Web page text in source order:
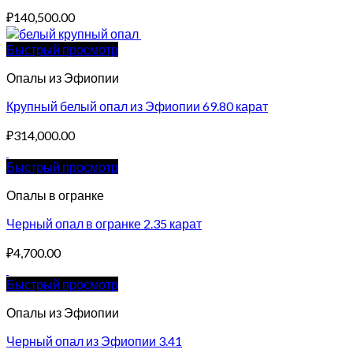
₽140,500.00
Быстрый просмотр
Опалы из Эфиопии
Крупный белый опал из Эфиопии 69.80 карат
₽314,000.00
Быстрый просмотр
Опалы в огранке
Черный опал в огранке 2.35 карат
₽4,700.00
Быстрый просмотр
Опалы из Эфиопии
Черный опал из Эфиопии 3.41